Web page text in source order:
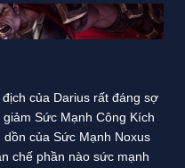
của Darius rất đáng sợ
Sức Mạnh Công Kích
của Sức Mạnh Noxus
chế phần nào sức mạnh